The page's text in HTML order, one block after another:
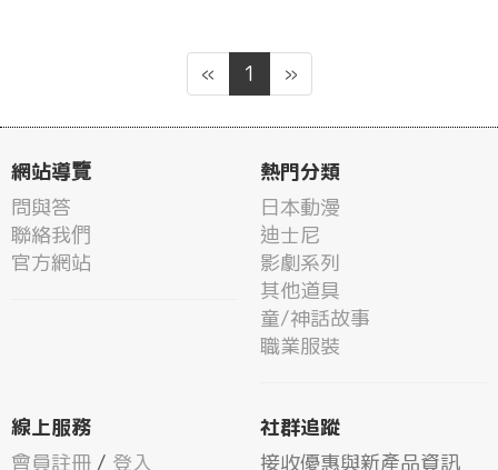
« 1 »
網站導覽
問與答
聯絡我們
官方網站
熱門分類
日本動漫
迪士尼
影劇系列
其他道具
童/神話故事
職業服裝
線上服務
會員註冊 / 登入
社群追蹤
接收優惠與新產品資訊